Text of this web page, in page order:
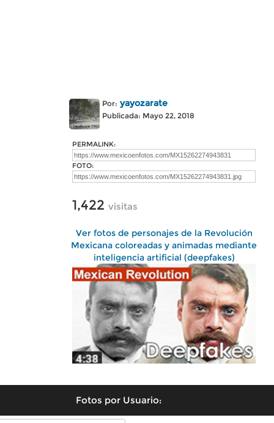
Por: yayozarate
Publicada: Mayo 22, 2018
PERMALINK:
FOTO:
1,422 visitas
Ver fotos de personajes de la Revolución
Mexicana coloreadas y animadas mediante
inteligencia artificial (deepfakes)
Fotos por Usuario: